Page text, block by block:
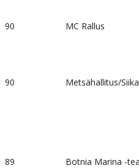
90 MC Rallus
90 Metsähallitus/
89 Botnia Marina -